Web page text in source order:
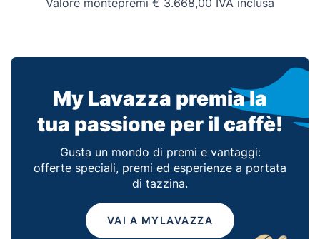
My Lavazza premia la
tua passione per il caffè!
Gusta un mondo di premi e vantaggi:
offerte speciali, premi ed esperienze a portata
di tazzina.
VAI A MYLAVAZZA